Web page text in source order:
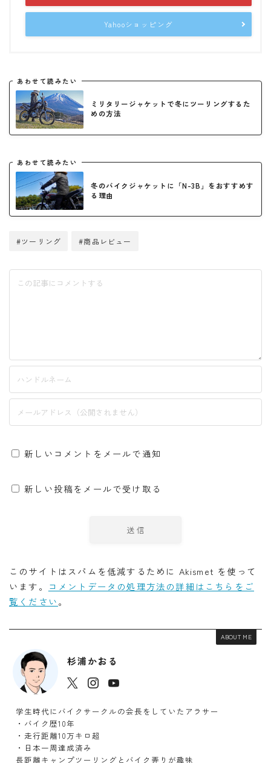
Yahooショッピング
あわせて読みたい
ミリタリージャケットで冬にツーリングするた
めの方法
あわせて読みたい
冬のバイクジャケットに「N-3B」をおすすめす
る理由
#ツーリング #商品レビュー
新しいコメントをメールで通知
新しい投稿をメールで受け取る
このサイトはスパムを低減するために Akismet を使って
います。
コメントデータの処理方法の詳細はこちらをご
覧ください。
ABOUT ME
杉浦かおる
学生時代にバイクサークルの会長をしていたアラサー
・バイク歴10年
・走行距離10万キロ超
・日本一周達成済み
長距離キャンプツーリングとバイク弄りが趣味